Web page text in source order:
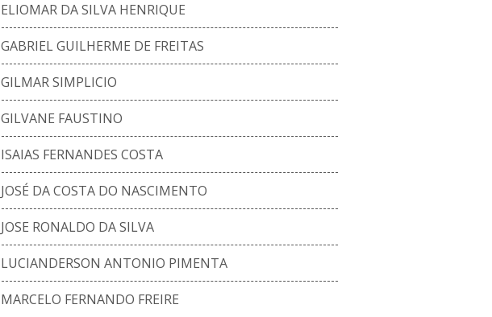
ELIOMAR DA SILVA HENRIQUE
GABRIEL GUILHERME DE FREITAS
GILMAR SIMPLICIO
GILVANE FAUSTINO
ISAIAS FERNANDES COSTA
JOSÉ DA COSTA DO NASCIMENTO
JOSE RONALDO DA SILVA
LUCIANDERSON ANTONIO PIMENTA
MARCELO FERNANDO FREIRE